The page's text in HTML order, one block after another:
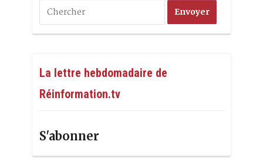
La lettre hebdomadaire de
Réinformation.tv
S'abonner